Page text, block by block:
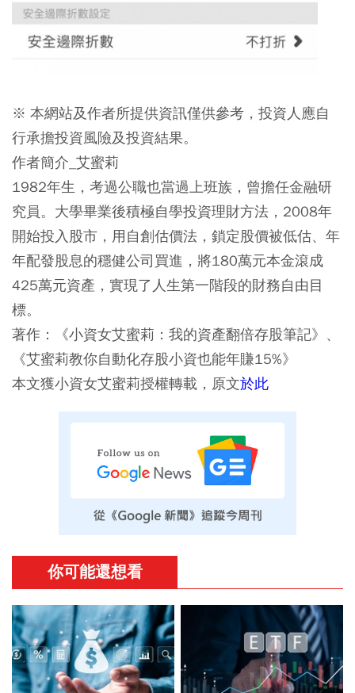
※ 本網站及作者所提供資訊僅供參考，投資人應自
行承擔投資風險及投資結果。
作者簡介_艾蜜莉
1982年生，考過公職也當過上班族，曾擔任金融研
究員。大學畢業後積極自學投資理財方法，2008年
開始投入股市，用自創估價法，鎖定股價被低估、年
年配發股息的穩健公司買進，將180萬元本金滾成
425萬元資產，實現了人生第一階段的財務自由目
標。
著作：《小資女艾蜜莉：我的資產翻倍存股筆記》、
《艾蜜莉教你自動化存股小資也能年賺15%》
本文獲小資女艾蜜莉授權轉載，原文於此